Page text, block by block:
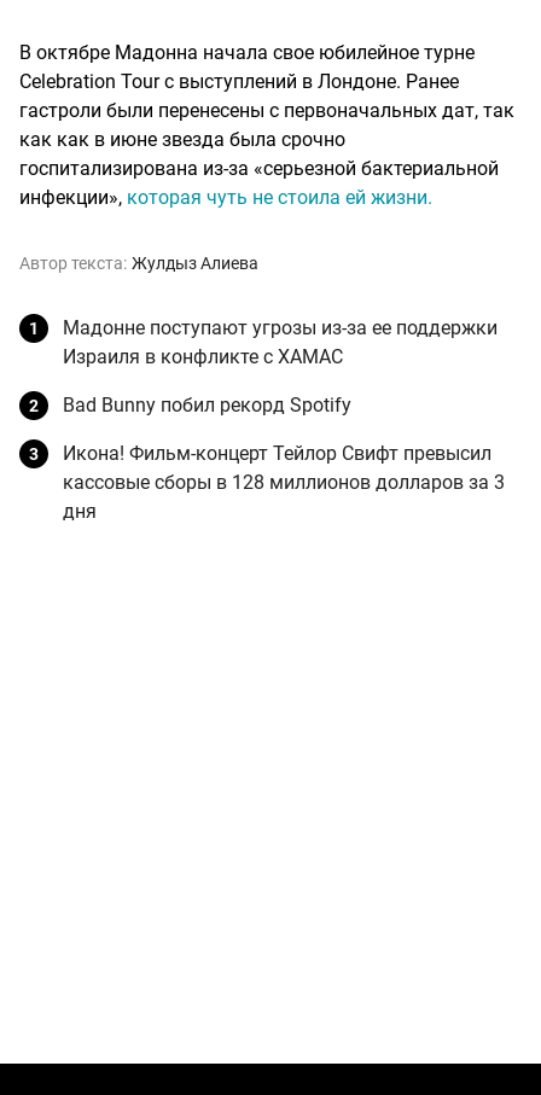
В октябре Мадонна начала свое юбилейное турне
Celebration Tour с выступлений в Лондоне. Ранее
гастроли были перенесены с первоначальных дат, так
как как в июне звезда была срочно
госпитализирована из-за «серьезной бактериальной
инфекции», которая чуть не стоила ей жизни.
Автор текста: Жулдыз Алиева
Мадонне поступают угрозы из-за ее поддержки
Израиля в конфликте с ХАМАС
Bad Bunny побил рекорд Spotify
Икона! Фильм-концерт Тейлор Свифт превысил
кассовые сборы в 128 миллионов долларов за 3
дня